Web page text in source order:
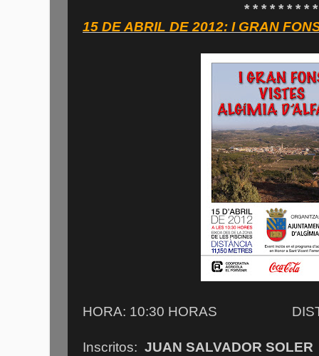
* * * * * * * * *
15 DE ABRIL DE 2012: I GRAN
HORA: 10:30 HORAS
Inscritos: JUAN SALVADOR SOLER